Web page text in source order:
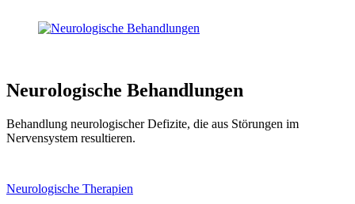
Neurologische Behandlungen
Behandlung neurologischer Defizite, die aus Störungen im
Nervensystem resultieren.
Neurologische Therapien